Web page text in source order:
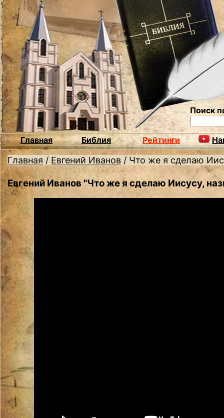
Поиск
Главная Библия Рейтинги
Главная / Евгений Иванов / Что же я сделаю
Евгений Иванов "Что же я сделаю Иисусу,